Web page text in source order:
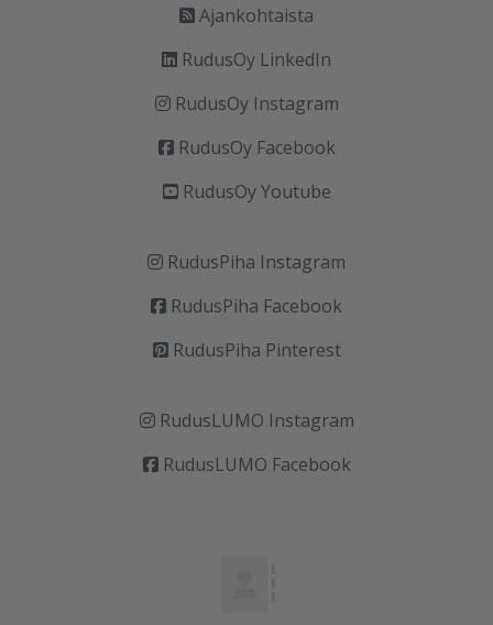
Ajankohtaista
RudusOy LinkedIn
RudusOy Instagram
RudusOy Facebook
RudusOy Youtube
RudusPiha Instagram
RudusPiha Facebook
RudusPiha Pinterest
RudusLUMO Instagram
RudusLUMO Facebook